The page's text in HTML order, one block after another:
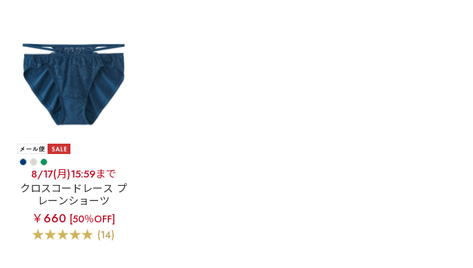
8/17(月)15:59まで
クロスコードレース プ
レーンショーツ
￥660 [50％OFF]
(14)